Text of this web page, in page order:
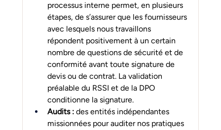
processus interne permet, en plusieurs
étapes, de s’assurer que les fournisseurs
avec lesquels nous travaillons
répondent positivement à un certain
nombre de questions de sécurité et de
conformité avant toute signature de
devis ou de contrat. La validation
préalable du RSSI et de la DPO
conditionne la signature.
Audits : des entités indépendantes
missionnées pour auditer nos pratiques